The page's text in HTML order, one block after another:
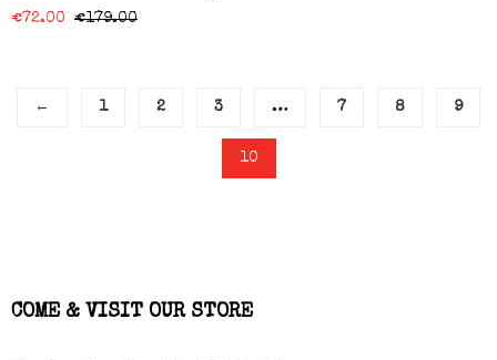
€72.00 €179.00
← 1 2 3 … 7 8 9
10
COME & VISIT OUR STORE